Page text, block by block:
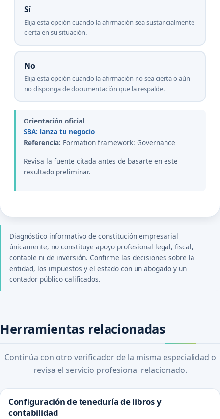
Sí
Elija esta opción cuando la afirmación sea sustancialmente
cierta en su situación.
No
Elija esta opción cuando la afirmación no sea cierta o aún
no disponga de documentación que la respalde.
Orientación oficial
SBA: lanza tu negocio
Referencia: Formation framework: Governance
Revisa la fuente citada antes de basarte en este
resultado preliminar.
Diagnóstico informativo de constitución empresarial
únicamente; no constituye apoyo profesional legal, fiscal,
contable ni de inversión. Confirme las decisiones sobre la
entidad, los impuestos y el estado con un abogado y un
contador público calificados.
Herramientas relacionadas
Continúa con otro verificador de la misma especialidad o
revisa el servicio profesional relacionado.
Configuración de teneduría de libros y
contabilidad